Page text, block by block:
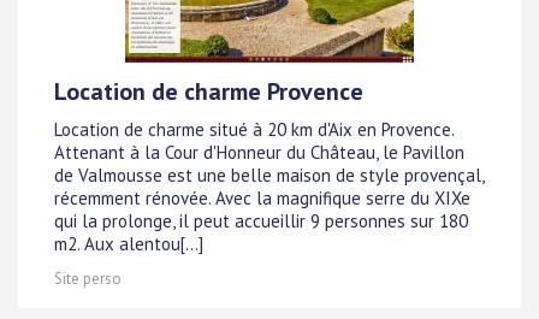
Location de charme Provence
Location de charme situé à 20 km d'Aix en Provence.
Attenant à la Cour d'Honneur du Château, le Pavillon
de Valmousse est une belle maison de style provençal,
récemment rénovée. Avec la magnifique serre du XIXe
qui la prolonge, il peut accueillir 9 personnes sur 180
m2. Aux alentou[...]
Site perso